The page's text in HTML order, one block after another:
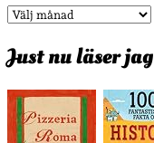
Arkiv
Just nu läser jag